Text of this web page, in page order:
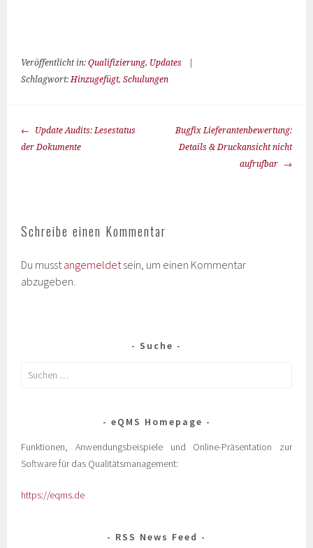
Veröffentlicht in:Qualifizierung, Updates
Schlagwort:Hinzugefügt,Schulungen
Update Audits: Lesestatus
der Dokumente
Bugfix Lieferantenbewertung:
Details & Druckansicht nicht
aufrufbar
Schreibe einen Kommentar
Du musst angemeldet sein, um einen Kommentar
abzugeben.
Suche
eQMS Homepage
Funktionen, Anwendungsbeispiele und Online-Präsentation zur
Software für das Qualitätsmanagement:
https://eqms.de
RSS News Feed